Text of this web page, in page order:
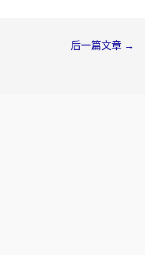
后一篇文章 →